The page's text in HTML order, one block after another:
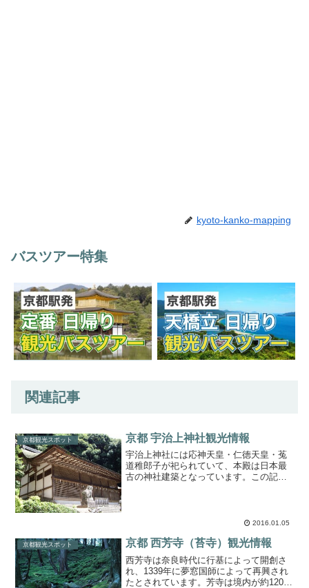
kyoto-kanko-mapping
バスツアー特集
関連記事
京都観光スポット 京都 宇治上神社観光情報
宇治上神社には応神天皇・仁徳天皇・菟
道稚郎子が祀られていて、本殿は日本最
古の神社建築となっています。この記事
2016.01.05
京都観光スポット 京都 西芳寺（苔寺）観光情報
西芳寺は奈良時代に行基によって開創さ
れ、1339年に夢窓国師によって再興され
たとされています。芳寺は境内が約120種